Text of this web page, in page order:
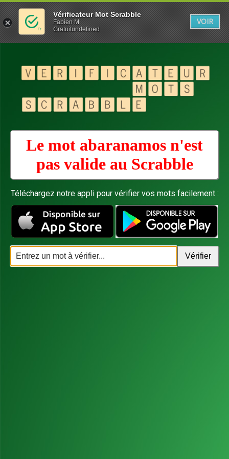
Le mot abaranamos n'est
pas valide au Scrabble
Téléchargez notre appli pour vérifier vos mots facilement :
Vérificateur Mot Scrabble
Fabien M
Gratuitundefined
VOIR